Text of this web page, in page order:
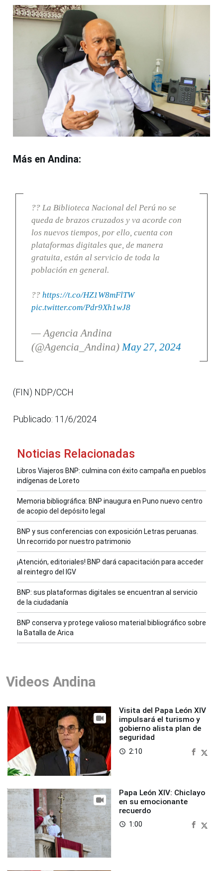
Más en Andina:
?? La Biblioteca Nacional del Perú no se
queda de brazos cruzados y va acorde con
los nuevos tiempos, por ello, cuenta con
plataformas digitales que, de manera
gratuita, están al servicio de toda la
población en general.
?? https://t.co/HZ1W8mFlTW
pic.twitter.com/Pdr9Xh1wJ8
— Agencia Andina
(@Agencia_Andina) May 27, 2024
(FIN) NDP/CCH
Publicado: 11/6/2024
Noticias Relacionadas
Libros Viajeros BNP: culmina con éxito campaña en pueblos
indígenas de Loreto
Memoria bibliográfica: BNP inaugura en Puno nuevo centro
de acopio del depósito legal
BNP y sus conferencias con exposición Letras peruanas.
Un recorrido por nuestro patrimonio
¡Atención, editoriales! BNP dará capacitación para acceder
al reintegro del IGV
BNP: sus plataformas digitales se encuentran al servicio
de la ciudadanía
BNP conserva y protege valioso material bibliográfico sobre
la Batalla de Arica
Videos Andina
Visita del Papa León XIV
impulsará el turismo y
gobierno alista plan de
seguridad
access_time 2:10
Papa León XIV: Chiclayo
en su emocionante
recuerdo
access_time 1:00